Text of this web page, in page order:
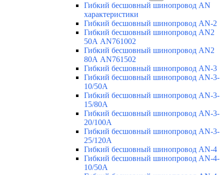
Гибкий бесшовный шинопровод AN
характеристики
Гибкий бесшовный шинопровод AN-2
Гибкий бесшовный шинопровод AN2
50А AN761002
Гибкий бесшовный шинопровод AN2
80А AN761502
Гибкий бесшовный шинопровод AN-3
Гибкий бесшовный шинопровод AN-3-
10/50A
Гибкий бесшовный шинопровод AN-3-
15/80A
Гибкий бесшовный шинопровод AN-3-
20/100A
Гибкий бесшовный шинопровод AN-3-
25/120A
Гибкий бесшовный шинопровод AN-4
Гибкий бесшовный шинопровод AN-4-
10/50A